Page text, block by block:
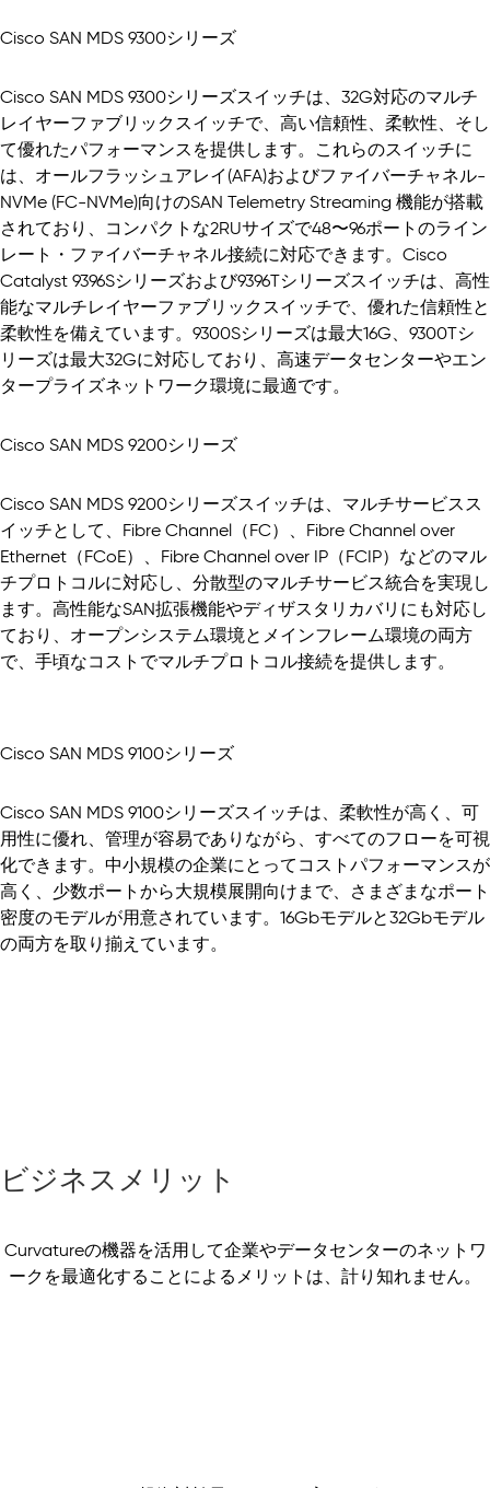
Cisco SAN MDS 9300シリーズ
Cisco SAN MDS 9300シリーズスイッチは、32G対応のマルチ
レイヤーファブリックスイッチで、高い信頼性、柔軟性、そし
て優れたパフォーマンスを提供します。これらのスイッチに
は、オールフラッシュアレイ(AFA)およびファイバーチャネル-
NVMe (FC-NVMe)向けのSAN Telemetry Streaming 機能が搭載
されており、コンパクトな2RUサイズで48〜96ポートのライン
レート・ファイバーチャネル接続に対応できます。Cisco
Catalyst 9396Sシリーズおよび9396Tシリーズスイッチは、高性
能なマルチレイヤーファブリックスイッチで、優れた信頼性と
柔軟性を備えています。9300Sシリーズは最大16G、9300Tシ
リーズは最大32Gに対応しており、高速データセンターやエン
タープライズネットワーク環境に最適です。
Cisco SAN MDS 9200シリーズ
Cisco SAN MDS 9200シリーズスイッチは、マルチサービスス
イッチとして、Fibre Channel（FC）、Fibre Channel over
Ethernet（FCoE）、Fibre Channel over IP（FCIP）などのマル
チプロトコルに対応し、分散型のマルチサービス統合を実現し
ます。高性能なSAN拡張機能やディザスタリカバリにも対応し
ており、オープンシステム環境とメインフレーム環境の両方
で、手頃なコストでマルチプロトコル接続を提供します。
Cisco SAN MDS 9100シリーズ
Cisco SAN MDS 9100シリーズスイッチは、柔軟性が高く、可
用性に優れ、管理が容易でありながら、すべてのフローを可視
化できます。中小規模の企業にとってコストパフォーマンスが
高く、少数ポートから大規模展開向けまで、さまざまなポート
密度のモデルが用意されています。16Gbモデルと32Gbモデル
の両方を取り揃えています。
ビジネスメリット
Curvatureの機器を活用して企業やデータセンターのネットワ
ークを最適化することによるメリットは、計り知れません。